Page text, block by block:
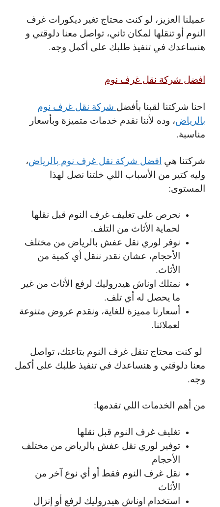
عميلنا العزيز، لو كنت محتاج تغير ديكورات غرف
النوم أو تنقلها لمكان تاني، تواصل معنا دلوقتي و
هنساعدك في تنفيذ طلبك على أكمل وجه.
افضل شركة نقل غرف نوم
احنا شركتنا لقبنا بأفضل شركة نقل غرف نوم
بالرياض، وده لأننا نقدم خدمات متميزة وبأسعار
مناسبة.
شركتنا هي افضل شركة نقل غرف نوم بالرياض،
وليه كتير من الأسباب اللي خلتنا نصل لهذا
المستوى:
نحرص على تغليف غرف النوم قبل نقلها
لحماية الأثاث من التلف.
نوفر لوري نقل عفش بالرياض من مختلف
الأحجام، عشان نقدر ننقل أي كمية من
الأثاث.
نمتلك اوناش هيدروليك لرفع الأثاث من غير
ما يحصل له أي تلف.
أسعارنا مميزة للغاية، ونقدم عروض متنوعة
لعملائنا.
لو كنت محتاج تنقل غرف النوم بتاعتك، تواصل
معنا دلوقتي و هنساعدك في تنفيذ طلبك على أكمل
وجه.
من أهم الخدمات اللي تقدمها:
تغليف غرف النوم قبل نقلها
توفير لوري نقل عفش بالرياض من مختلف
الأحجام
نقل غرف النوم فقط أو أي نوع آخر من
الأثاث
استخدام اوناش هيدروليك لرفع أو إنزال